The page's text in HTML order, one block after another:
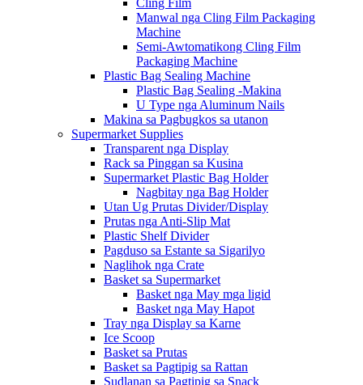
Cling Film
Manwal nga Cling Film Packaging
Machine
Semi-Awtomatikong Cling Film
Packaging Machine
Plastic Bag Sealing Machine
Plastic Bag Sealing -Makina
U Type nga Aluminum Nails
Makina sa Pagbugkos sa utanon
Supermarket Supplies
Transparent nga Display
Rack sa Pinggan sa Kusina
Supermarket Plastic Bag Holder
Nagbitay nga Bag Holder
Utan Ug Prutas Divider/Display
Prutas nga Anti-Slip Mat
Plastic Shelf Divider
Pagduso sa Estante sa Sigarilyo
Naglihok nga Crate
Basket sa Supermarket
Basket nga May mga ligid
Basket nga May Hapot
Tray nga Display sa Karne
Ice Scoop
Basket sa Prutas
Basket sa Pagtipig sa Rattan
Sudlanan sa Pagtipig sa Snack